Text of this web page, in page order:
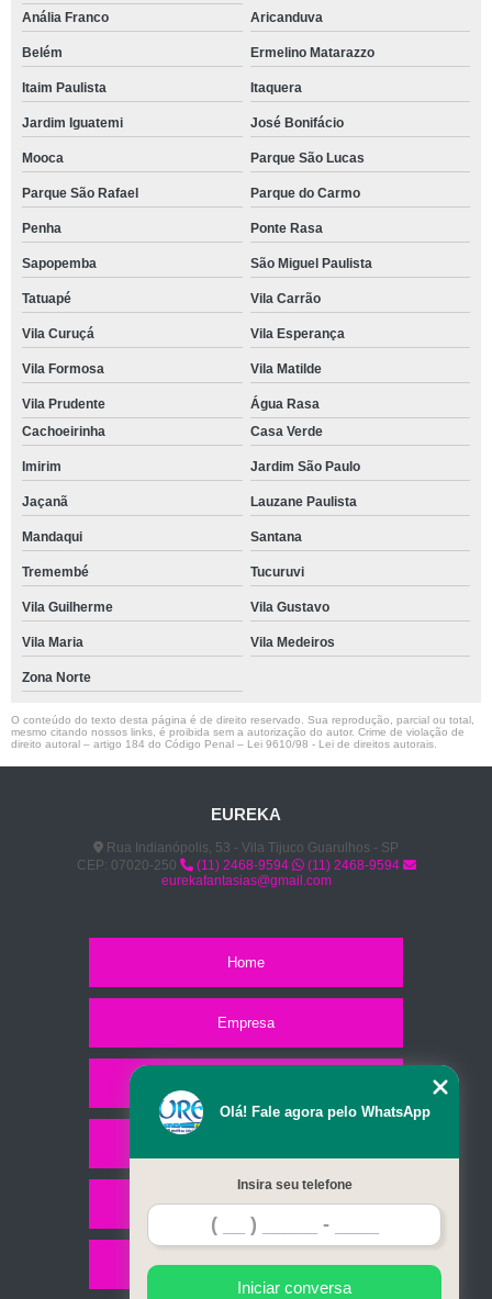
Anália Franco
Aricanduva
Belém Ermelino Matarazzo
Itaim Paulista Itaquera
Jardim Iguatemi José Bonifácio
Mooca Parque São Lucas
Parque São Rafael Parque do Carmo
Penha Ponte Rasa
Sapopemba São Miguel Paulista
Tatuapé Vila Carrão
Vila Curuçá Vila Esperança
Vila Formosa Vila Matilde
Vila Prudente
Água Rasa
Cachoeirinha
Casa Verde
Imirim Jardim São Paulo
Jaçanã Lauzane Paulista
Mandaqui Santana
Tremembé Tucuruvi
Vila Guilherme Vila Gustavo
Vila Maria Vila Medeiros
Zona Norte
O conteúdo do texto desta página é de direito reservado. Sua reprodução, parcial ou total,
mesmo citando nossos links, é proibida sem a autorização do autor. Crime de violação de
direito autoral – artigo 184 do Código Penal – Lei 9610/98 - Lei de direitos autorais
EUREKA
Rua Indianópolis, 53 - Vila Tijuco Guarulhos - SP
CEP: 07020-250
(11) 2468-9594
(11) 2468-9594
eurekafantasias@gmail.com
Home
Empresa
Contato
Mapa do site
Olá! Fale agora pelo WhatsApp
Insira seu telefone
Iniciar conversa